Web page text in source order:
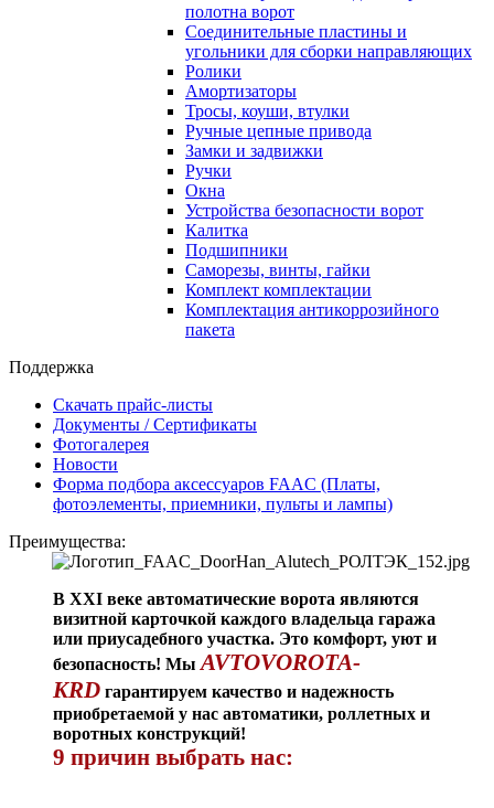
полотна ворот
Соединительные пластины и
угольники для сборки направляющих
Ролики
Амортизаторы
Тросы, коуши, втулки
Ручные цепные привода
Замки и задвижки
Ручки
Окна
Устройства безопасности ворот
Калитка
Подшипники
Саморезы, винты, гайки
Комплект комплектации
Комплектация антикоррозийного
пакета
Поддержка
Скачать прайс-листы
Документы / Сертификаты
Фотогалерея
Новости
Форма подбора аксессуаров FAAC (Платы,
фотоэлементы, приемники, пульты и лампы)
Преимущества:
В XXI веке автоматические ворота являются
визитной карточкой каждого владельца гаража
или приусадебного участка. Это комфорт, уют и
безопасность! Мы AVTOVOROTA-
KRD гарантируем качество и надежность
приобретаемой у нас автоматики, роллетных и
воротных конструкций!
9 причин выбрать нас: